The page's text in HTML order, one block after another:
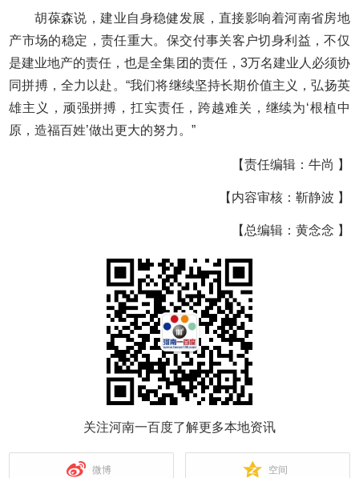
胡葆森说，建业自身稳健发展，直接影响着河南省房地
产市场的稳定，责任重大。保交付事关客户切身利益，不仅
是建业地产的责任，也是全集团的责任，3万名建业人必须协
同拼搏，全力以赴。“我们将继续坚持长期价值主义，弘扬英
雄主义，顽强拼搏，扛实责任，跨越难关，继续为‘根植中
原，造福百姓’做出更大的努力。”
【责任编辑：牛尚 】
【内容审核：靳静波 】
【总编辑：黄念念 】
关注河南一百度了解更多本地资讯
微博 空间